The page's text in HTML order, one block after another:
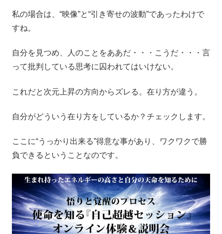
私の場合は、“映像”と“引き寄せの波動”であったわけで
すね。
自分を見つめ、人のことをああだ・・・こうだ・・・言
って批判している思考に囚われてはいけない。
これだと次元上昇の方向からズレる。在り方が違う。
自分がどういう在り方をしているか？チェックします。
ここに“うっかり出来る”得意な事があり、ワクワクで勝
負できるということなのです。